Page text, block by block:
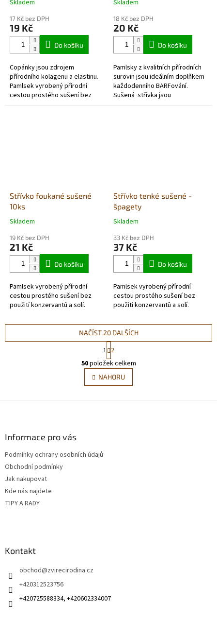
Průměrné
produktu
je
hvězdiček.
Skladem
17 Kč bez DPH
19 Kč
Do košíku
Copánky jsou zdrojem
přírodního kolagenu a elastinu.
Pamlsek vyrobený přírodní
cestou prostého sušení bez
použití konzervantů a solí. cca
Průměrné
produktu
je
hvězdiček.
Skladem
18 Kč bez DPH
20 Kč
Do košíku
Pamlsky z kvalitních přírodních
surovin jsou ideálním doplňkem
každodenního BARFování.
Sušená střívka jsou
neodolatelnou lahůdkou, jejichž
Střívko foukané sušené
10ks
Průměrné
produktu
je
hvězdiček.
Skladem
19 Kč bez DPH
21 Kč
Do košíku
Pamlsek vyrobený přírodní
cestou prostého sušení bez
použití konzervantů a solí.
Střívko tenké sušené -
špagety
Průměrné
produktu
je
hvězdiček.
Skladem
33 Kč bez DPH
37 Kč
Do košíku
Pamlsek vyrobený přírodní
cestou prostého sušení bez
použití konzervantů a solí.
O
v
l
á
NAČÍST 20 DALŠÍCH
S
t
r
á
n
k
v
1 2
50položek celkem
NAHORU
Informace pro vás
Podmínky ochrany osobních údajů
Obchodní podmínky
Jak nakupovat
Kde nás najdete
TIPY A RADY
Kontakt
obchod@zvirecirodina.cz
+420312523756
+420725588334, +420602334007